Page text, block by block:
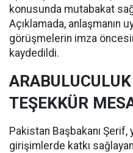
konusunda mutabakat
Açıklamada, anlaşmanın
görüşmelerin imza
kaydedildi.
TEŞEKKÜR
Pakistan Başbakanı
girişimlerde katkı